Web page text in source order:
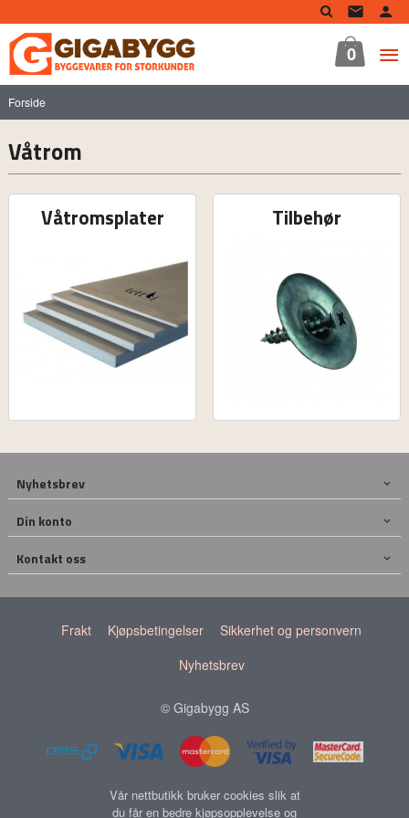
til
innholdet
0
Forside
Våtrom
Våtromsplater Tilbehør
Nyhetsbrev
Din konto
Kontakt oss
Frakt Kjøpsbetingelser
Sikkerhet og personvern
Nyhetsbrev
© Gigabygg AS
Vår nettbutikk bruker cookies slik at
du får en bedre kjøpsopplevelse og